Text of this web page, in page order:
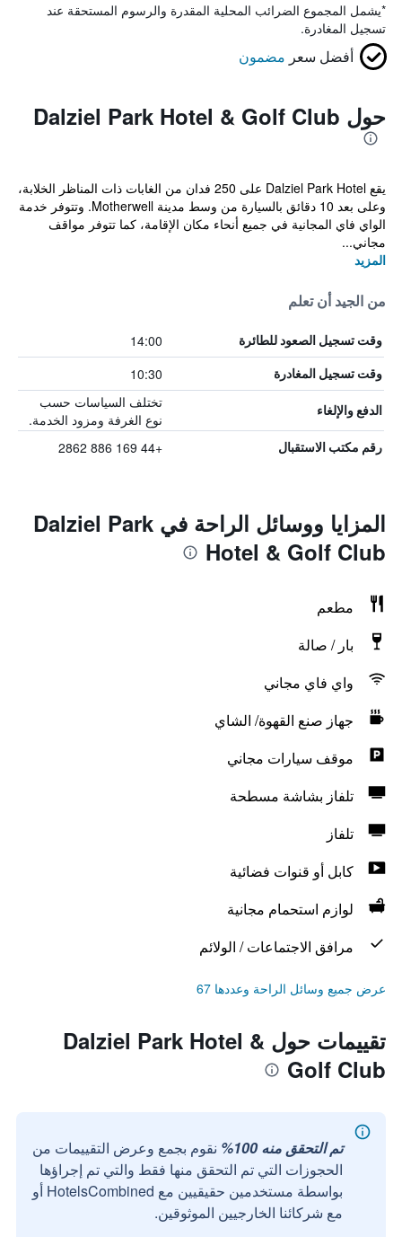
*يشمل المجموع الضرائب المحلية المقدرة والرسوم المستحقة عند
تسجيل المغادرة.
أفضل سعر مضمون
حول Dalziel Park Hotel & Golf Club
يقع Dalziel Park Hotel على 250 فدان من الغابات ذات المناظر الخلابة،
وعلى بعد 10 دقائق بالسيارة من وسط مدينة Motherwell. وتتوفر خدمة
الواي فاي المجانية في جميع أنحاء مكان الإقامة، كما تتوفر مواقف
مجاني...
المزيد
من الجيد أن تعلم
وقت تسجيل الصعود للطائرة 14:00
وقت تسجيل المغادرة 10:30
الدفع والإلغاء
تختلف السياسات حسب
نوع الغرفة ومزود الخدمة.
رقم مكتب الاستقبال +44 169 886 2862
المزايا ووسائل الراحة في Dalziel Park
Hotel & Golf Club
مطعم
بار / صالة
واي فاي مجاني
جهاز صنع القهوة/ الشاي
موقف سيارات مجاني
تلفاز بشاشة مسطحة
تلفاز
كابل أو قنوات فضائية
لوازم استحمام مجانية
مرافق الاجتماعات / الولائم
عرض جميع وسائل الراحة وعددها 67
تقييمات حول Dalziel Park Hotel &
Golf Club
تم التحقق منه 100%
نقوم بجمع وعرض التقييمات من
الحجوزات التي تم التحقق منها فقط والتي تم إجراؤها
بواسطة مستخدمين حقيقيين مع HotelsCombined أو
مع شركائنا الخارجيين الموثوقين.